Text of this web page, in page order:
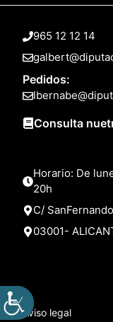
965 12 12 14
Pedidos:
Consulta
Horario: De
20h
C/
03001-
Aviso legal